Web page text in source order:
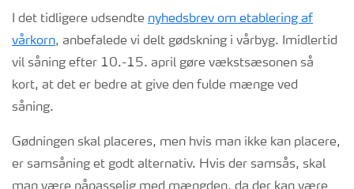
I det tidligere udsendte nyhedsbrev om etablering af
vårkorn, anbefalede vi delt gødskning i vårbyg. Imidlertid
vil såning efter 10.-15. april gøre vækstsæsonen så
kort, at det er bedre at give den fulde mænge ved
såning.
Gødningen skal placeres, men hvis man ikke kan placere,
er samsåning et godt alternativ. Hvis der samsås, skal